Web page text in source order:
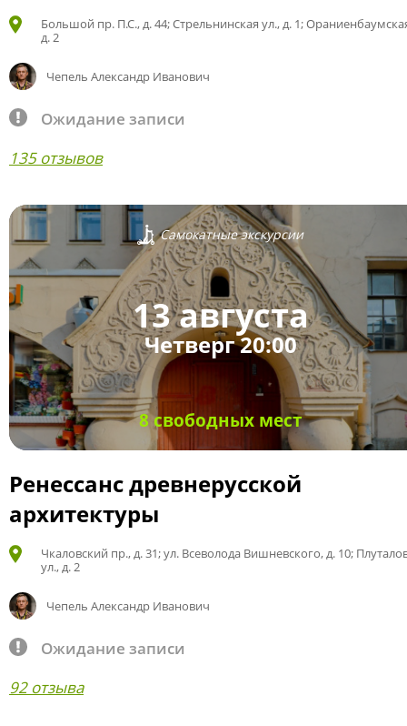
Большой пр. П.С., д. 44; Стрельнинская ул., д. 1;
д. 2
Чепель Александр Иванович
Ожидание записи
135 отзывов
Самокатные экскурсии
13 августа
Четверг 20:00
8 свободных мест
Ренессанс древнерусской
архитектуры
Чкаловский пр., д. 31; ул. Всеволода Вишневского, д. 10;
ул., д. 2
Чепель Александр Иванович
Ожидание записи
92 отзыва